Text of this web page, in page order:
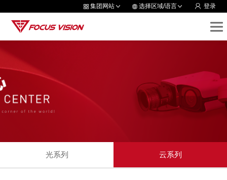
集团网站 选择区域/语言 登录
光系列 云系列